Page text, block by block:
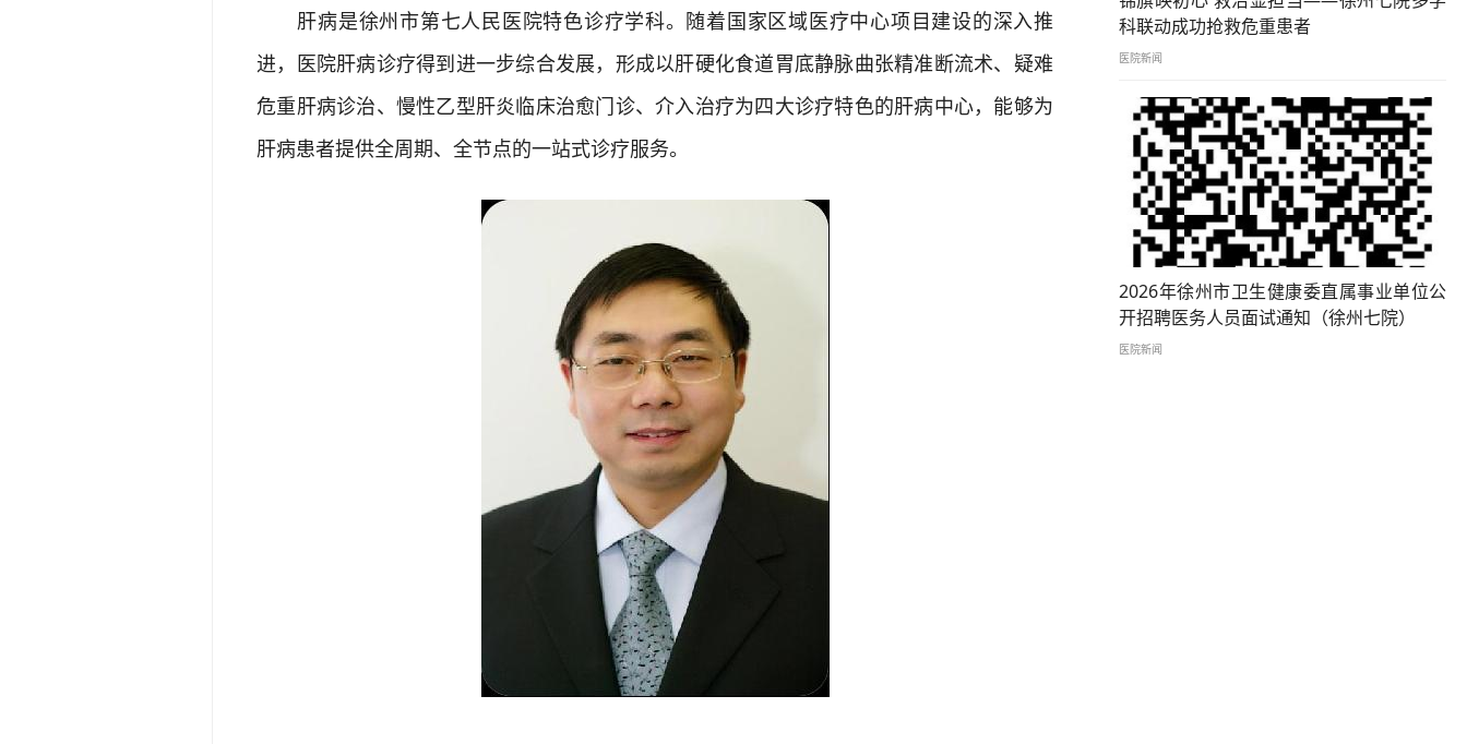
肝病是徐州市第七人民医院特色诊疗学科。随着国家区域医疗中心项目建设的深入推
进，医院肝病诊疗得到进一步综合发展，形成以肝硬化食道胃底静脉曲张精准断流术、疑难
危重肝病诊治、慢性乙型肝炎临床治愈门诊、介入治疗为四大诊疗特色的肝病中心，能够为
肝病患者提供全周期、全节点的一站式诊疗服务。
科联动成功抢救危重患者
医院新闻
2026年徐州市卫生健康委直属事业单位公
开招聘医务人员面试通知（徐州七院）
医院新闻